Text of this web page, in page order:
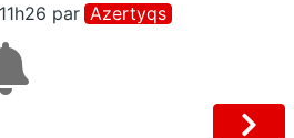
par Azertyqs